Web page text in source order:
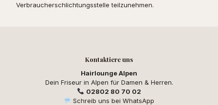
Verbraucherschlichtungsstelle teilzunehmen.
Kontaktiere uns
Hairlounge Alpen
Dein Friseur in Alpen für Damen & Herren.
02802 80 70 02
Schreib uns bei WhatsApp